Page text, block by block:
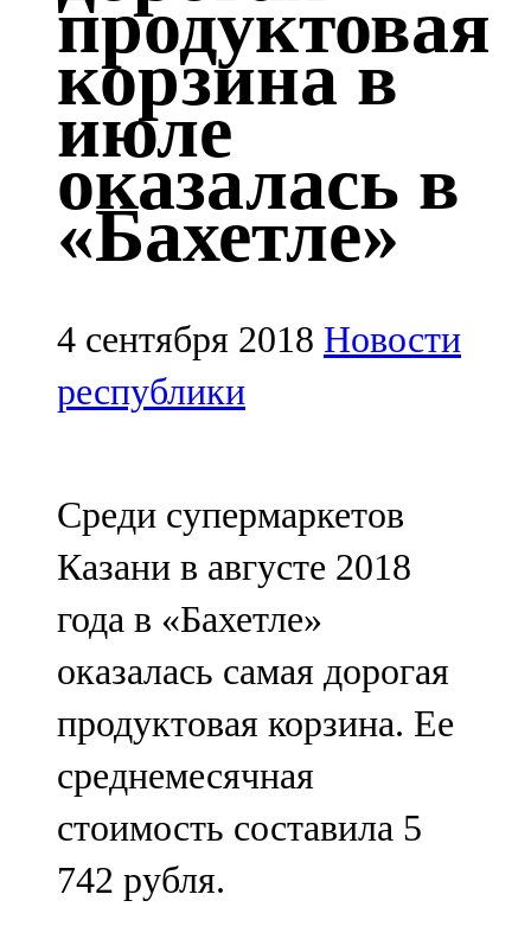
Казан
91,5 FM
Кайбыч
106,1 FM
Кама тамагы
71,51 FM
Кукмара
107,9 FM
Лениногорский
Мамадыш
106,2 FM
Минзәлә
107,3 FM
Мөслим
100,0 FM
Нурлат
104,7 FM
продуктовая
корзина в
июле
оказалась в
«Бахетле»
4 сентября 2018 Новости
республики
Среди супермаркетов
Казани в августе 2018
года в «Бахетле»
оказалась самая дорогая
продуктовая корзина. Ее
среднемесячная
стоимость составила 5
742 рубля.